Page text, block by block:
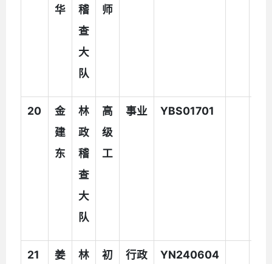
华
稽
查
大
队
师
20
金
建
东
林
政
稽
查
大
队
高
级
工
事业 YBS01701
21
姜
林
初
行政 YN240604